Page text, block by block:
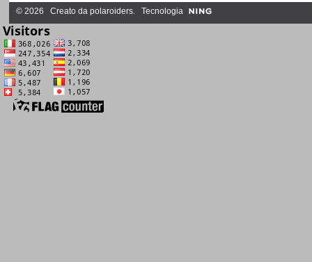
© 2026 Creato da polaroiders. Tecnologia